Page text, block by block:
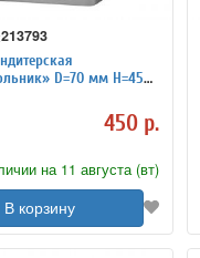
213793
D=70 мм H=45
450 р.
на 11 августа (вт)
В корзину